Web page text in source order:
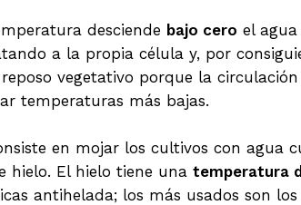
desciende bajo cero el
a la propia célula y, por
vegetativo porque la
temperaturas más bajas.
en mojar los cultivos con agua
hielo. El hielo tiene una temperatura
antihelada; los más usados son